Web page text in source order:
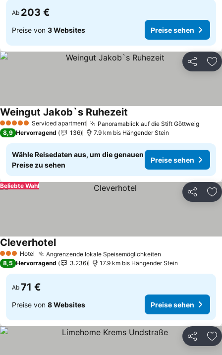
Ab 203 €
Preise von 3 Websites Preise sehen
Teilen
5 Sterne Serviced apartment Panoramablick auf die Stift Göttweig
Weingut Jakob`s Ruhezeit
8,9 Hervorragend 136 7.9 km bis Hängender Stein
Wähle Reisedaten aus, um die genauen
Preise zu sehen
Preise sehen
Teilen
Beliebte Wahl
3 SterneHotel Angrenzende lokale Speisemöglichkeiten
CleverhotelPreise sehen
8,5 Hervorragend 3.236 17.9 km bis Hängender Stein
Ab 71 €
Preise von 8 Websites Preise sehen
Teilen